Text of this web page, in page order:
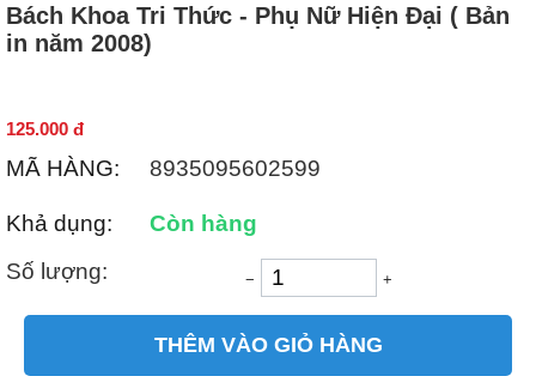
Bách Khoa Tri Thức - Phụ Nữ Hiện Đại ( Bản
in năm 2008)
125.000 đ
MÃ HÀNG: 8935095602599
Khả dụng:
Còn hàng
Số lượng:
− +
THÊM VÀO GIỎ HÀNG